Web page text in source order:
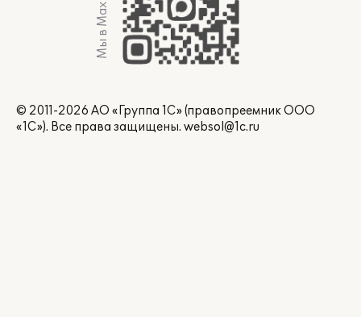
Мы в Max
© 2011-2026 АО «Группа 1С» (правопреемник ООО
«1С»). Все права защищены. websol@1c.ru